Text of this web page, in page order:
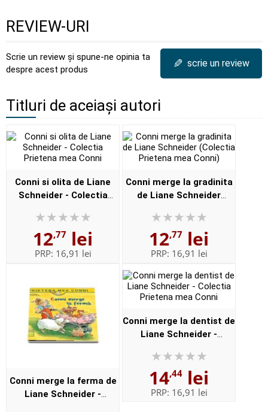
REVIEW-URI
Scrie un review și spune-ne opinia ta
despre acest produs
✎ scrie un review
Titluri de aceiași autori
Conni si olita de Liane
Schneider - Colectia
12,77 lei
PRP: 16,91 lei
Conni merge la gradinita
de Liane Schneider
Conni)
12,77 lei
PRP: 16,91 lei
Conni merge la ferma de
Liane Schneider -
Conni merge la dentist de
Liane Schneider -
Conni
14,44 lei
PRP: 16,91 lei